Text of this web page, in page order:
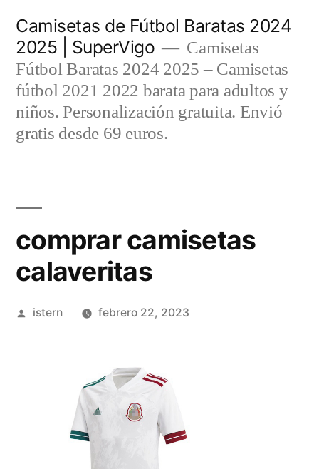
contenido
Camisetas de Fútbol Baratas 2024
2025 | SuperVigo
Camisetas
Fútbol Baratas 2024 2025 – Camisetas
fútbol 2021 2022 barata para adultos y
niños. Personalización gratuita. Envió
gratis desde 69 euros.
comprar camisetas
calaveritas
Publicado
istern febrero 22, 2023